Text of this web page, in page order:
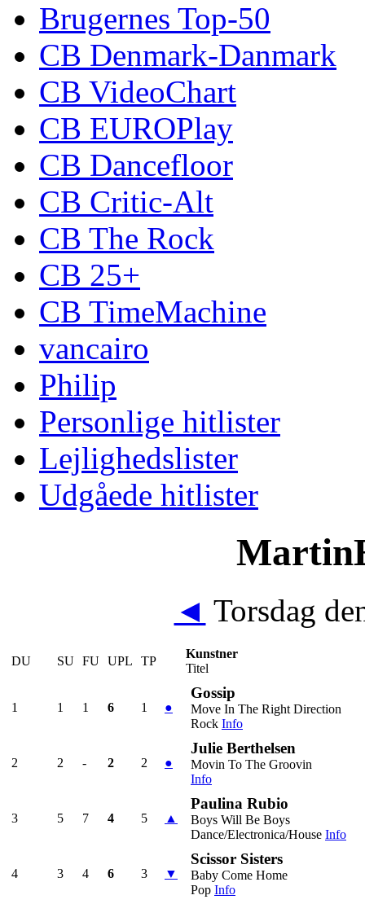
Brugernes Top-50
CB Denmark-Danmark
CB VideoChart
CB EUROPlay
CB Dancefloor
CB Critic-Alt
CB The Rock
CB 25+
CB TimeMachine
vancairo
Philip
Personlige hitlister
Lejlighedslister
Udgåede hitlister
◄ Torsdag
DU SU FU UPL TP
Kunstner
Titel
1 1 1 6 1 ●
Gossip
Move In The Right Direction
Rock Info
2 2 - 2 2 ●
Julie Berthelsen
Movin To The Groovin
Info
3 5 7 4 5 ▲
Paulina Rubio
Boys Will Be Boys
Dance/Electronica/House Info
4 3 4 6 3 ▼
Scissor Sisters
Baby Come Home
Pop Info